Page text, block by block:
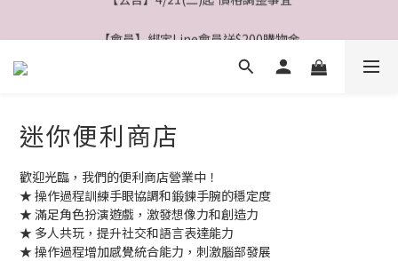
【會員】註冊會員最高送$８００購物金
迷你便利商店
歡迎光臨，我們的便利商店營業中！
★ 操作過程訓練手眼協調和鍛鍊手腕的穩定度
★ 滿足角色扮演遊戲，激發想像力和創造力
★ 多人共玩，提升社交和語言表達能力
★ 操作過程增加感覺統合能力，刺激腦部發展